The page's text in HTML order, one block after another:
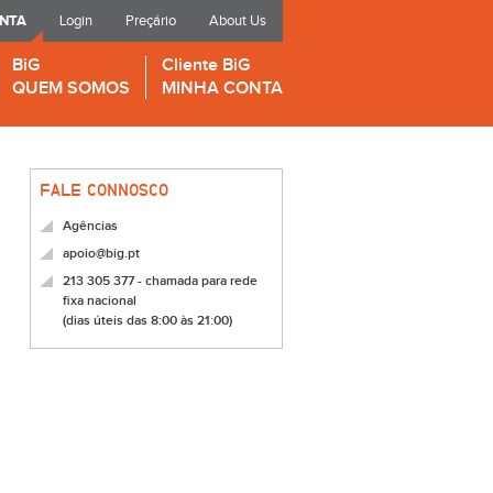
Login Preçário About Us
BiG
QUEM SOMOS
Cliente BiG
MINHA CONTA
FALE CONNOSCO
Agências
apoio@big.pt
213 305 377 - chamada para rede
fixa nacional
(dias úteis das 8:00 às 21:00)